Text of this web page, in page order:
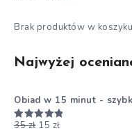
Brak produktów w
Najwyżej
Obiad w 15 minut -
Oceniono
35zł 15 zł